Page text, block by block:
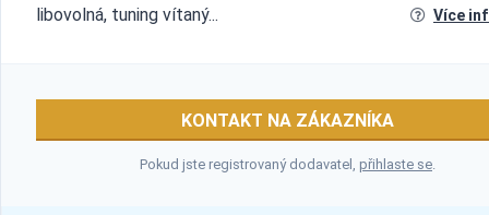
libovolná, tuning vítaný...
Více
KONTAKT NA ZÁKAZNÍKA
Pokud jste registrovaný dodavatel, přihlaste se.